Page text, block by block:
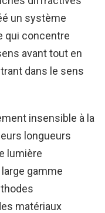
un système
qui concentre
avant tout en
dans le sens
insensible à la
longueurs
lumière
gamme
matériaux